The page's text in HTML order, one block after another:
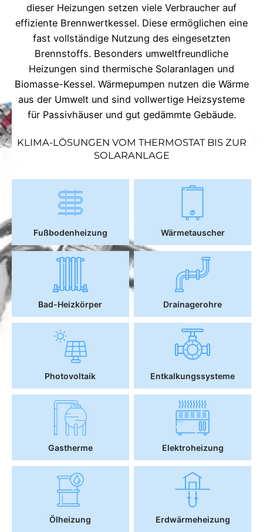
dieser Heizungen setzen viele Verbraucher auf
effiziente Brennwertkessel. Diese ermöglichen eine
fast vollständige Nutzung des eingesetzten
Brennstoffs. Besonders umweltfreundliche
Heizungen sind thermische Solaranlagen und
Biomasse-Kessel. Wärmepumpen nutzen die Wärme
aus der Umwelt und sind vollwertige Heizsysteme
für Passivhäuser und gut gedämmte Gebäude.
KLIMA-LÖSUNGEN VOM THERMOSTAT BIS ZUR
SOLARANLAGE
Fußbodenheizung Wärmetauscher
Bad-Heizkörper Drainagerohre
Photovoltaik Entkalkungssysteme
Gastherme Elektroheizung
Ölheizung Erdwärmeheizung